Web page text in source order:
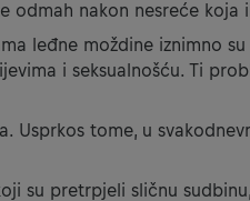
odmah nakon nesreće koja
leđne moždine iznimno
i seksualnošću. Ti
Usprkos tome, u
su pretrpjeli sličnu